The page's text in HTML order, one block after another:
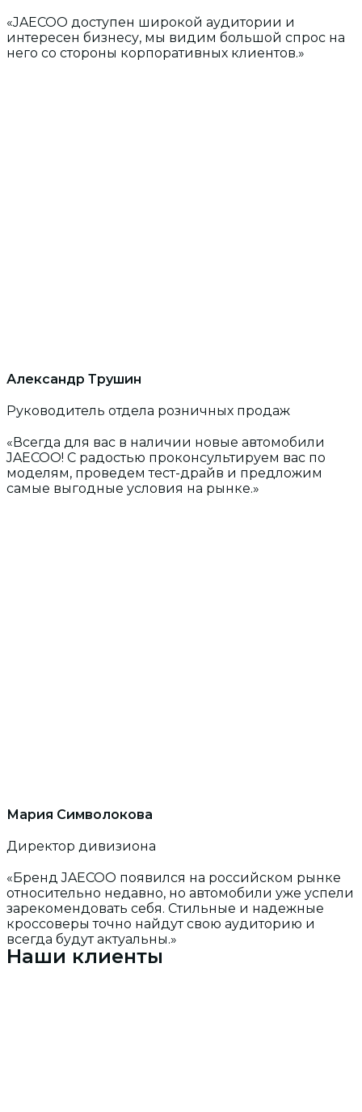
«JAECOO доступен широкой аудитории и
интересен бизнесу, мы видим большой спрос на
него со стороны корпоративных клиентов.»
Александр Трушин
Руководитель отдела розничных продаж
«Всегда для вас в наличии новые автомобили
JAECOO! С радостью проконсультируем вас по
моделям, проведем тест-драйв и предложим
самые выгодные условия на рынке.»
Мария Символокова
Директор дивизиона
«Бренд JAECOO появился на российском рынке
относительно недавно, но автомобили уже успели
зарекомендовать себя. Стильные и надежные
кроссоверы точно найдут свою аудиторию и
всегда будут актуальны.»
Наши клиенты